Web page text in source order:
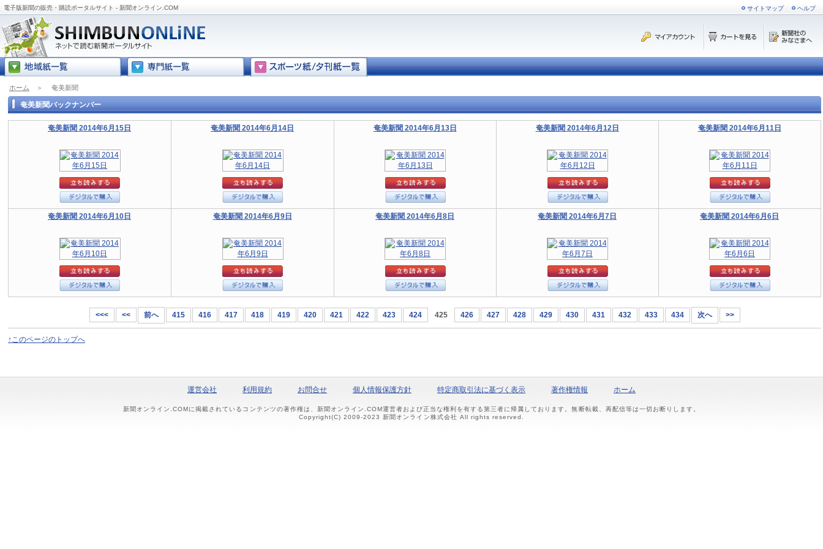
電子版新聞の販売・購読ポータルサイト - 新聞オンライン.COM サイトマップ ヘルプ
ホーム ＞ 奄美新聞
奄美新聞バックナンバー
奄美新聞 2014年6月15日 奄美新聞 2014年6月14日 奄美新聞 2014年6月13日 奄美新聞 2014年6月12日 奄美新聞 2014年6月11日
奄美新聞 2014年6月10日 奄美新聞 2014年6月9日 奄美新聞 2014年6月8日 奄美新聞 2014年6月7日 奄美新聞 2014年6月6日
<<< << 前へ 415 416 417 418 419 420 421 422 423 424 425 426 427 428 429 430 431 432 433 434 次へ >>
↑このページのトップへ
運営会社 利用規約 お問合せ 個人情報保護方針 特定商取引法に基づく表示 著作権情報 ホーム
新聞オンライン.COMに掲載されているコンテンツの著作権は、新聞オンライン.COM運営者および正当な権利を有する第三者に帰属しております。無断転載、再配信等は一切お断りします。
Copyright(C) 2009-2023 新聞オンライン株式会社 All rights reserved.